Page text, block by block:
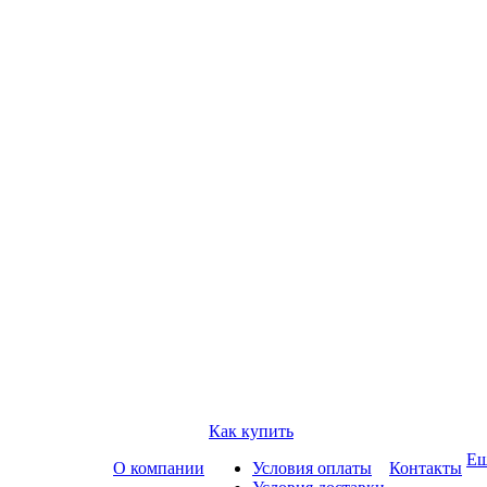
О компании
Как купить
Условия оплаты
Контакты